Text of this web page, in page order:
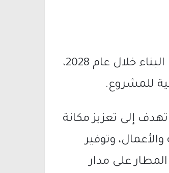
وبحسب التقديرات الحالية، من المتوقع أن تبدأ أعمال البناء خلال عام 2028،
للمشروع.
إلى تعزيز مكانة
وتوفير
على مدار